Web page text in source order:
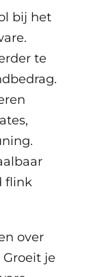
bij het
te
flink
over
je